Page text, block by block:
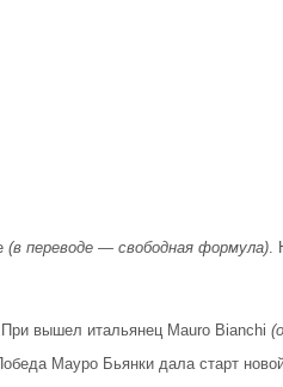
(в переводе — свободная формула).
вышел итальянец Mauro Bianchi
Мауро Бьянки дала старт